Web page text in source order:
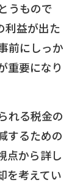
うもので
利益が出た
前にしっか
重要になり
れる税金の
するための
点から詳し
を考えてい